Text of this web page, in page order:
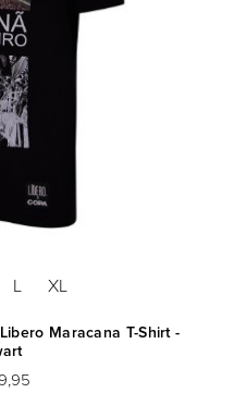
L XL
Maracana T-Shirt -